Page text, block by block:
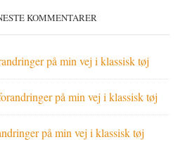
KOMMENTARER
på min vej i klassisk tøj
på min vej i klassisk tøj
på min vej i klassisk tøj